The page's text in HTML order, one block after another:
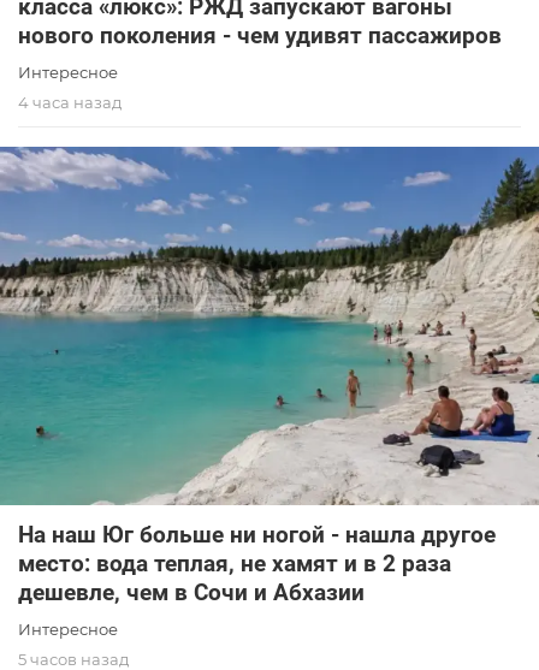
класса «люкс»: РЖД запускают вагоны
нового поколения - чем удивят пассажиров
Интересное
4 часа назад
На наш Юг больше ни ногой - нашла другое
место: вода теплая, не хамят и в 2 раза
дешевле, чем в Сочи и Абхазии
Интересное
5 часов назад